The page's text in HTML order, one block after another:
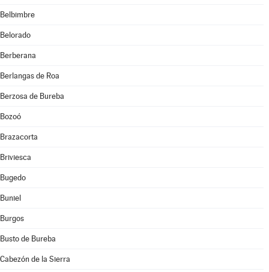
Belbimbre
Belorado
Berberana
Berlangas de Roa
Berzosa de Bureba
Bozoó
Brazacorta
Briviesca
Bugedo
Buniel
Burgos
Busto de Bureba
Cabezón de la Sierra